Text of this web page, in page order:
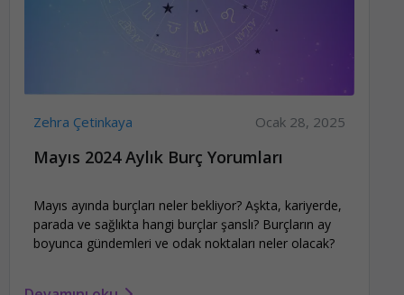
Zehra Çetinkaya Ocak 28, 2025
Mayıs 2024 Aylık Burç Yorumları
Mayıs ayında burçları neler bekliyor? Aşkta, kariyerde,
parada ve sağlıkta hangi burçlar şanslı? Burçların ay
boyunca gündemleri ve odak noktaları neler olacak?